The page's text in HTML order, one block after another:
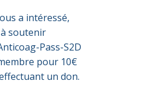
a intéressé,
soutenir
Pass-S2D
pour 10€
un don.